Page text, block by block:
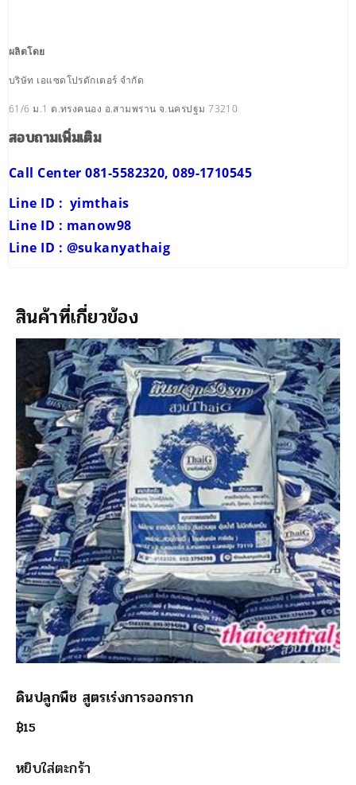
ผลิตโดย
บริษัท เอแซดโปรดักเตอร์ จำกัด
61/6 ม.1 ต.ทรงคนอง อ.สามพราน จ.นครปฐม 73210
สอบถามเพิ่มเติม
Call Center 081-5582320, 089-1710545
Line ID : yimthais
Line ID : manow98
Line ID : @sukanyathaig
สินค้าที่เกี่ยวข้อง
ดินปลูกพืช สูตรเร่งการออกราก
฿15
หยิบใส่ตะกร้า